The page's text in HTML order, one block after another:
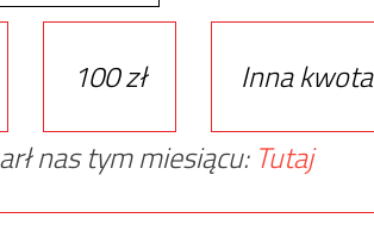
100 zł
Inna kwota
nas tym miesiącu: Tutaj